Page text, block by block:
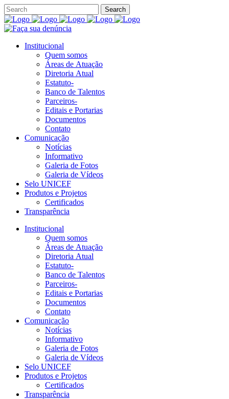
Institucional
Quem somos
Áreas de Atuação
Diretoria Atual
Estatuto-
Banco de Talentos
Parceiros-
Editais e Portarias
Documentos
Contato
Comunicação
Notícias
Informativo
Galeria de Fotos
Galeria de Vídeos
Selo UNICEF
Produtos e Projetos
Certificados
Transparência
Institucional
Quem somos
Áreas de Atuação
Diretoria Atual
Estatuto-
Banco de Talentos
Parceiros-
Editais e Portarias
Documentos
Contato
Comunicação
Notícias
Informativo
Galeria de Fotos
Galeria de Vídeos
Selo UNICEF
Produtos e Projetos
Certificados
Transparência